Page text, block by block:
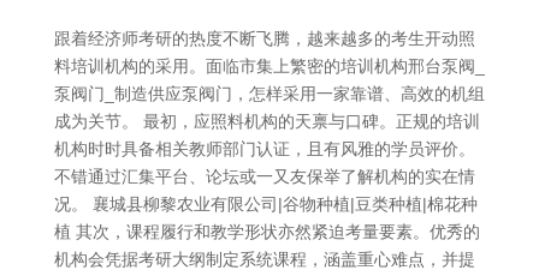
跟着经济师考研的热度不断飞腾，越来越多的考生开动照
料培训机构的采用。面临市集上繁密的培训机构邢台泵阀_
泵阀门_制造供应泵阀门，怎样采用一家靠谱、高效的机组
成为关节。 最初，应照料机构的天禀与口碑。正规的培训
机构时时具备相关教师部门认证，且有风雅的学员评价。
不错通过汇集平台、论坛或一又友保举了解机构的实在情
况。 襄城县柳黎农业有限公司|谷物种植|豆类种植|棉花种
植 其次，课程履行和教学形状亦然紧迫考量要素。优秀的
机构会凭据考研大纲制定系统课程，涵盖重心难点，并提